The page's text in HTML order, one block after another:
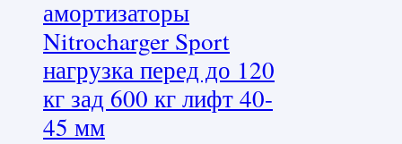
амортизаторы
Nitrocharger Sport
нагрузка перед до 120
кг зад 600 кг лифт 40-
45 мм